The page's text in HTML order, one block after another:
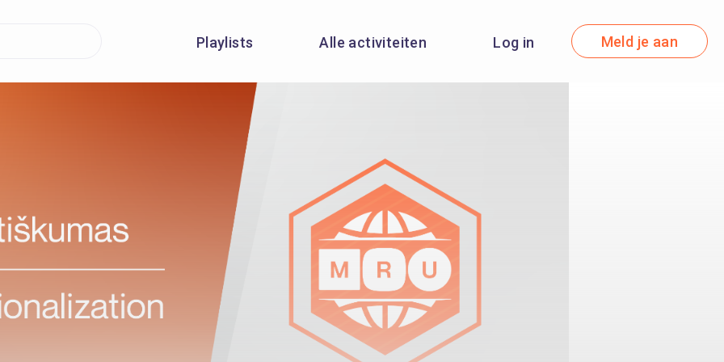
Playlists Alle activiteiten Log in Meld je aan